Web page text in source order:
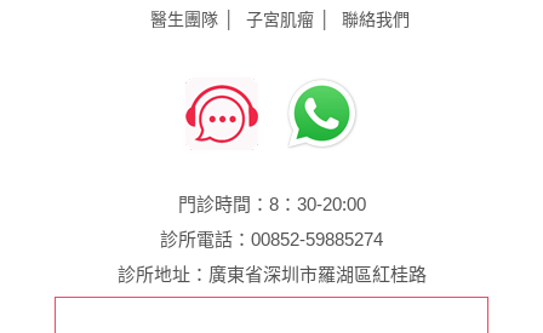
醫生團隊
子宮肌瘤 聯絡我們
門診時間：8：30-20:00
診所電話：00852-59885274
診所地址：廣東省深圳市羅湖區紅桂路